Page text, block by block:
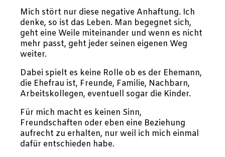
Mich stört nur diese negative Anhaftung. Ich
denke, so ist das Leben. Man begegnet sich,
geht eine Weile miteinander und wenn es nicht
mehr passt, geht jeder seinen eigenen Weg
weiter.
Dabei spielt es keine Rolle ob es der Ehemann,
die Ehefrau ist, Freunde, Familie, Nachbarn,
Arbeitskollegen, eventuell sogar die Kinder.
Für mich macht es keinen Sinn,
Freundschaften oder eben eine Beziehung
aufrecht zu erhalten, nur weil ich mich einmal
dafür entschieden habe.